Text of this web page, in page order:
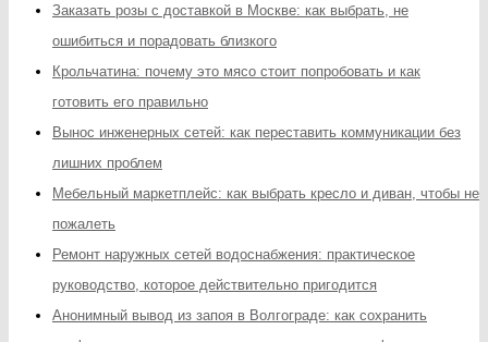
Заказать розы с доставкой в Москве: как выбрать, не
ошибиться и порадовать близкого
Крольчатина: почему это мясо стоит попробовать и как
готовить его правильно
Вынос инженерных сетей: как переставить коммуникации без
лишних проблем
Мебельный маркетплейс: как выбрать кресло и диван, чтобы не
пожалеть
Ремонт наружных сетей водоснабжения: практическое
руководство, которое действительно пригодится
Анонимный вывод из запоя в Волгограде: как сохранить